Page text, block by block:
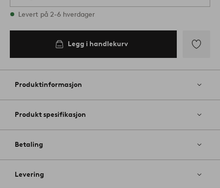
Alle størrelser finnes på lager
Levert på 2-6 hverdager
Legg iLegg i handlekurv
til
Produktinformasjon
Produkt spesifikasjon
Betaling
Levering